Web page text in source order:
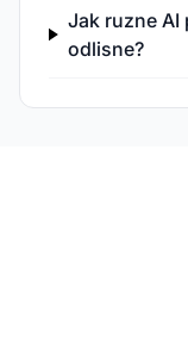
Jak ruzne
odlisne?